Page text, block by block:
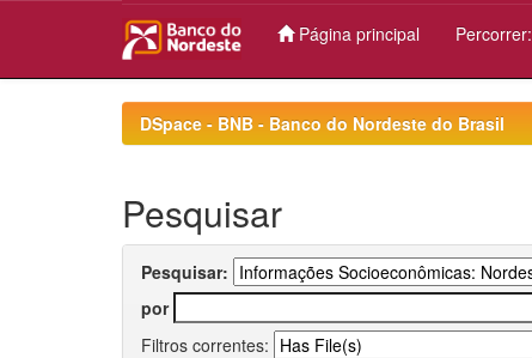
Página principal Percorrer:
DSpace - BNB - Banco do Nordeste do Brasil
Pesquisar
Pesquisar:
por
Filtros correntes: